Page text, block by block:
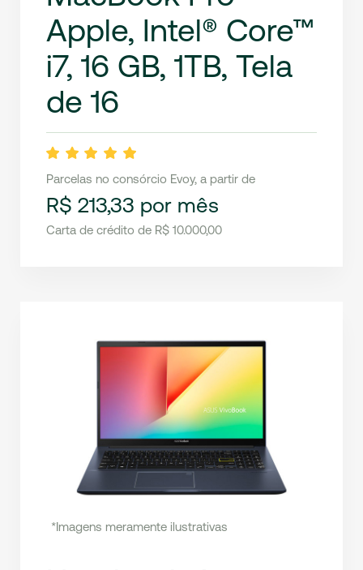
Apple, Intel® Core™
i7, 16 GB, 1TB, Tela
de 16
Parcelas no consórcio Evoy, a partir de
R$ 213,33 por mês
Carta de crédito de R$ 10.000,00
*Imagens meramente ilustrativas